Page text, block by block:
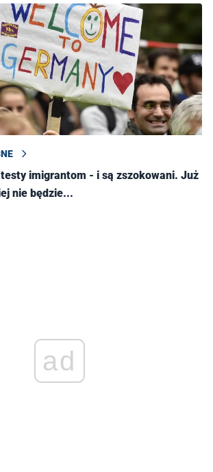
imigrantom - i są zszokowani. Już
nie będzie...
ad